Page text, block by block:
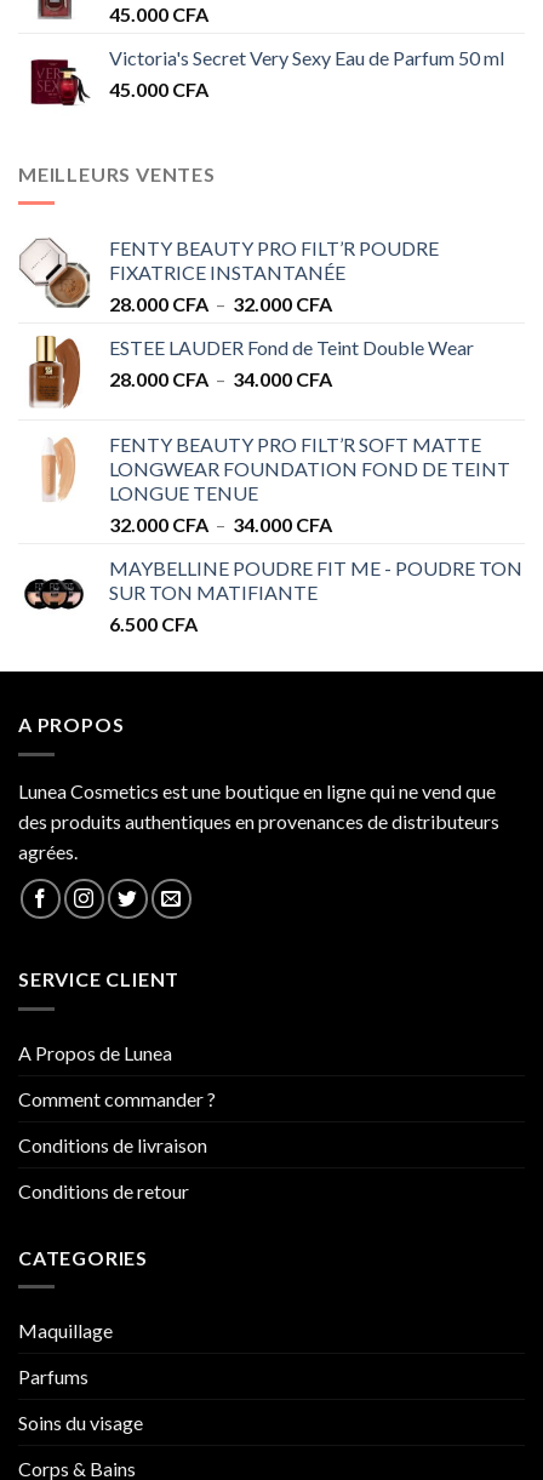
45.000 CFA
Victoria's Secret Very Sexy Eau de Parfum 50 ml
45.000 CFA
MEILLEURS VENTES
FENTY BEAUTY PRO FILT’R POUDRE
FIXATRICE INSTANTANÉE
28.000 CFA – 32.000 CFAPlage
prix :
28.000 CFA
ESTEE LAUDER Fond de Teint Double Wear
28.000 CFA – 34.000 CFAPlage
28.000 CFA
à
FENTY BEAUTY PRO FILT’R SOFT MATTE
LONGWEAR FOUNDATION FOND DE TEINT
LONGUE TENUE
32.000 CFA – 34.000 CFAPlage
prix :
MAYBELLINE POUDRE FIT ME - POUDRE TON
SUR TON MATIFIANTE
6.500 CFA
A PROPOS
Lunea Cosmetics est une boutique en ligne qui ne vend que
des produits authentiques en provenances de distributeurs
agrées.
SERVICE CLIENT
A Propos de Lunea
Comment commander ?
Conditions de livraison
Conditions de retour
CATEGORIES
Maquillage
Parfums
Soins du visage
Corps & Bains